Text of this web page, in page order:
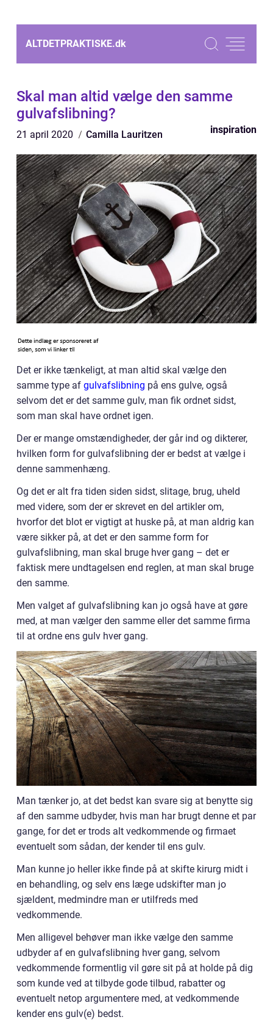
ALTDETPRAKTISKE.dk
Skal man altid vælge den samme
gulvafslibning?
21 april 2020 Camilla Lauritzen inspiration
Det er ikke tænkeligt, at man altid skal vælge den
samme type af gulvafslibning på ens gulve, også
selvom det er det samme gulv, man fik ordnet sidst,
som man skal have ordnet igen.
Der er mange omstændigheder, der går ind og dikterer,
hvilken form for gulvafslibning der er bedst at vælge i
denne sammenhæng.
Og det er alt fra tiden siden sidst, slitage, brug, uheld
med videre, som der er skrevet en del artikler om,
hvorfor det blot er vigtigt at huske på, at man aldrig kan
være sikker på, at det er den samme form for
gulvafslibning, man skal bruge hver gang – det er
faktisk mere undtagelsen end reglen, at man skal bruge
den samme.
Men valget af gulvafslibning kan jo også have at gøre
med, at man vælger den samme eller det samme firma
til at ordne ens gulv hver gang.
Man tænker jo, at det bedst kan svare sig at benytte sig
af den samme udbyder, hvis man har brugt denne et par
gange, for det er trods alt vedkommende og firmaet
eventuelt som sådan, der kender til ens gulv.
Man kunne jo heller ikke finde på at skifte kirurg midt i
en behandling, og selv ens læge udskifter man jo
sjældent, medmindre man er utilfreds med
vedkommende.
Men alligevel behøver man ikke vælge den samme
udbyder af en gulvafslibning hver gang, selvom
vedkommende formentlig vil gøre sit på at holde på dig
som kunde ved at tilbyde gode tilbud, rabatter og
eventuelt netop argumentere med, at vedkommende
kender ens gulv(e) bedst.